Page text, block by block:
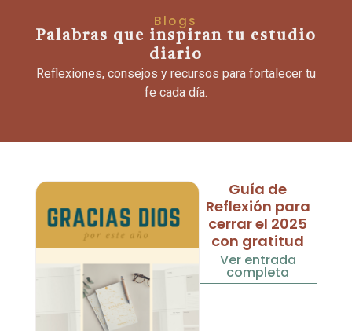
Blogs
Palabras que inspiran tu estudio
diario
Reflexiones, consejos y recursos para fortalecer tu
fe cada día.
Guía de
Reflexión para
cerrar el 2025
con gratitud
Ver entrada
completa